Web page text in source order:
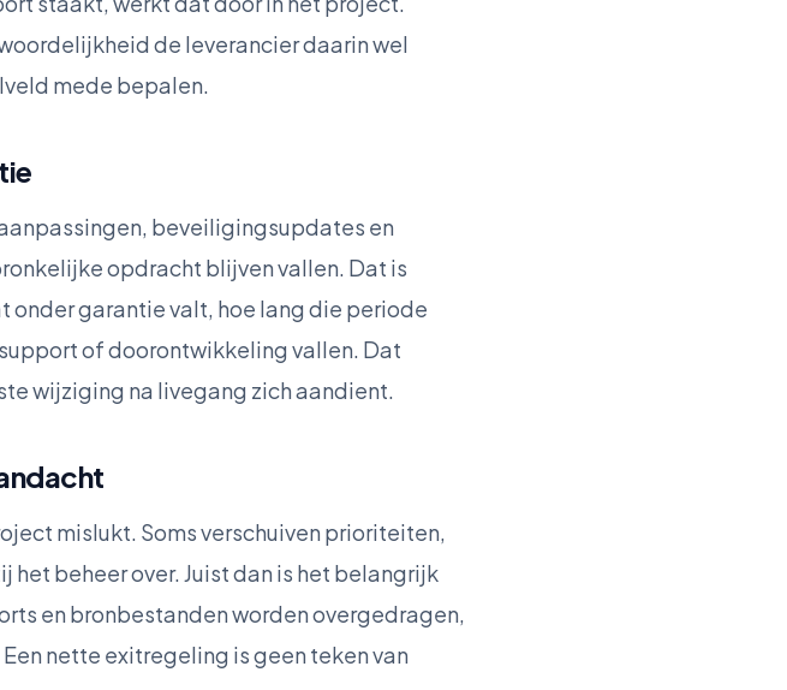
de leverancier daarin wel
mede bepalen.
beveiligingsupdates en
opdracht blijven vallen. Dat is
garantie valt, hoe lang die periode
of doorontwikkeling vallen. Dat
wijziging na livegang zich aandient.
mislukt. Soms verschuiven prioriteiten,
beheer over. Juist dan is het belangrijk
en bronbestanden worden overgedragen,
nette exitregeling is geen teken van